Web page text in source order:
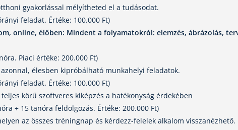
gyakorlással mélyítheted el a tudásodat.
feladat. Értéke: 100.000 Ft)
online, élőben: Mindent a folyamatokról: elemzés, ábrázolás,
Piaci értéke: 200.000 Ft)
azonnal, élesben kipróbálható munkahelyi feladatok.
feladat. Értéke: 100.000 Ft)
teljes körű szoftveres kiképzés a hatékonyság érdekében
+ 15 tanóra feldolgozás. Értéke: 200.000 Ft)
az összes tréningnap és kérdezz-felelek alkalom visszanézhető.